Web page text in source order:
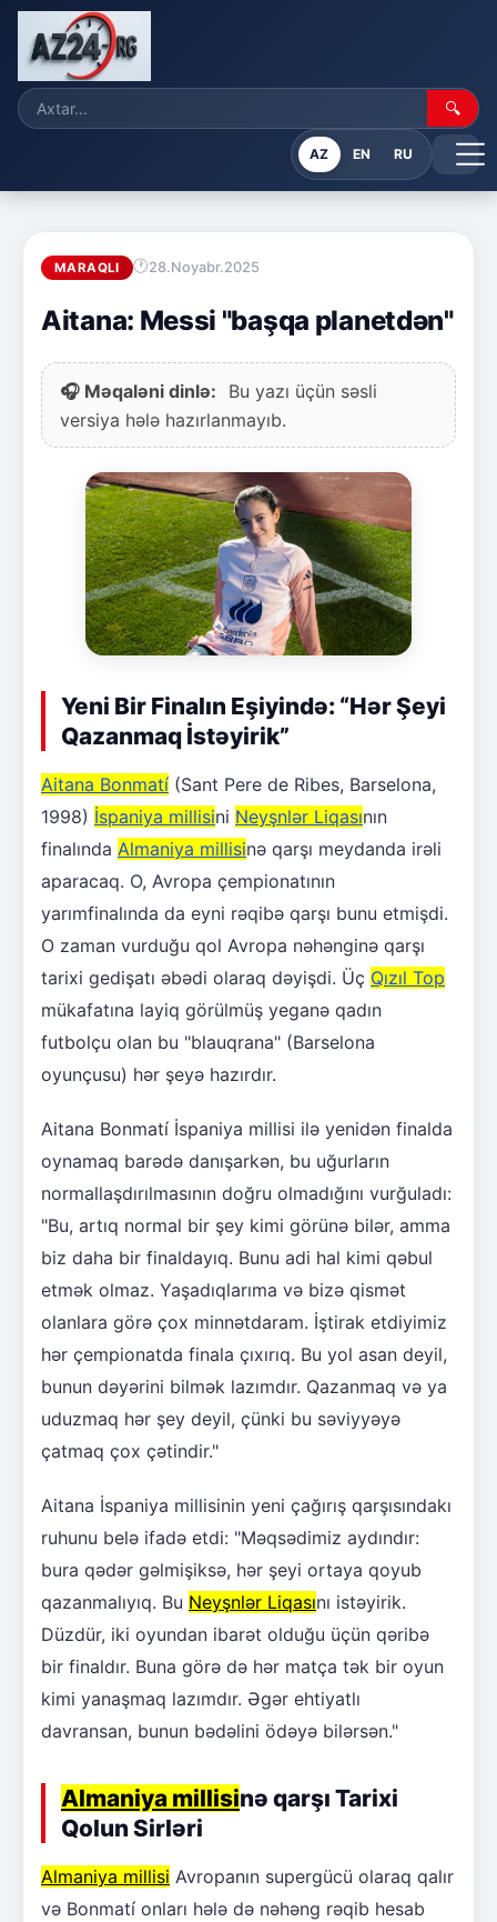
🔍
AZ EN RU
MARAQLI 28.Noyabr.2025
Aitana: Messi "başqa planetdən"
🎧 Məqaləni dinlə:
Bu yazı üçün səsli
versiya hələ hazırlanmayıb.
Yeni Bir Finalın Eşiyində: “Hər Şeyi
Qazanmaq İstəyirik”
Aitana Bonmatí (Sant Pere de Ribes, Barselona,
1998) İspaniya millisini Neyşnlər Liqasının
finalında Almaniya millisinə qarşı meydanda irəli
aparacaq. O, Avropa çempionatının
yarımfinalında da eyni rəqibə qarşı bunu etmişdi.
O zaman vurduğu qol Avropa nəhənginə qarşı
tarixi gedişatı əbədi olaraq dəyişdi. Üç Qızıl Top
mükafatına layiq görülmüş yeganə qadın
futbolçu olan bu "blauqrana" (Barselona
oyunçusu) hər şeyə hazırdır.
Aitana Bonmatí İspaniya millisi ilə yenidən finalda
oynamaq barədə danışarkən, bu uğurların
normallaşdırılmasının doğru olmadığını vurğuladı:
"Bu, artıq normal bir şey kimi görünə bilər, amma
biz daha bir finaldayıq. Bunu adi hal kimi qəbul
etmək olmaz. Yaşadıqlarıma və bizə qismət
olanlara görə çox minnətdaram. İştirak etdiyimiz
hər çempionatda finala çıxırıq. Bu yol asan deyil,
bunun dəyərini bilmək lazımdır. Qazanmaq və ya
uduzmaq hər şey deyil, çünki bu səviyyəyə
çatmaq çox çətindir."
Aitana İspaniya millisinin yeni çağırış qarşısındakı
ruhunu belə ifadə etdi: "Məqsədimiz aydındır:
bura qədər gəlmişiksə, hər şeyi ortaya qoyub
qazanmalıyıq. Bu Neyşnlər Liqasını istəyirik.
Düzdür, iki oyundan ibarət olduğu üçün qəribə
bir finaldır. Buna görə də hər matça tək bir oyun
kimi yanaşmaq lazımdır. Əgər ehtiyatlı
davransan, bunun bədəlini ödəyə bilərsən."
Almaniya millisinə qarşı Tarixi
Qolun Sirləri
Almaniya millisi Avropanın supergücü olaraq qalır
və Bonmatí onları hələ də nəhəng rəqib hesab